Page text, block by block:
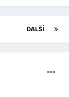
DALŠÍ